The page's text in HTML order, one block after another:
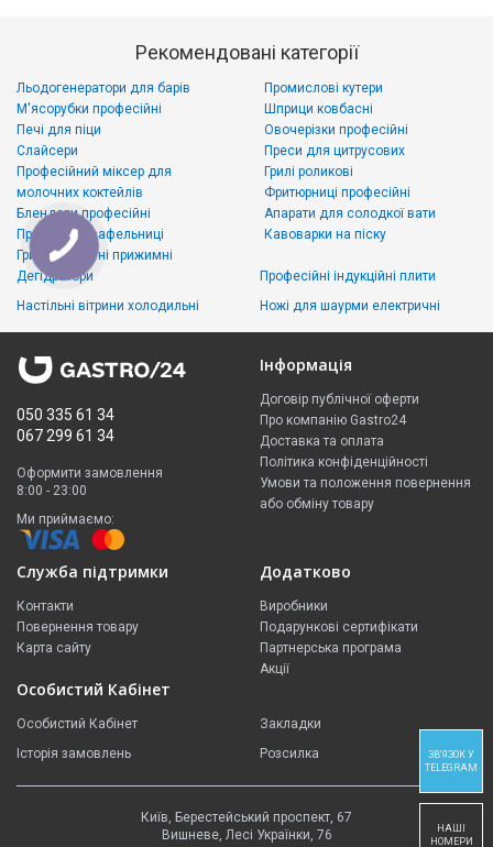
Рекомендовані категорії
Льодогенератори для барів
М'ясорубки професійні
Печі для піци
Слайсери
Промислові кутери
Шприци ковбасні
Овочерізки професійні
Преси для цитрусових
Професійний міксер для
молочних коктейлів
Блендери професійні
Професійні вафельниці
Грилі контактні прижимні
Грилі роликові
Фритюрниці професійні
Апарати для солодкої вати
Кавоварки на піску
Дегідратори
Настільні вітрини холодильні
Професійні індукційні плити
Ножі для шаурми електричні
050 335 61 34
067 299 61 34
Оформити замовлення
8:00 - 23:00
Ми приймаємо:
Інформація
Договір публічної оферти
Про компанію Gastro24
Доставка та оплата
Політика конфіденційності
Умови та положення повернення
або обміну товару
Служба підтримки
Контакти
Повернення товару
Карта сайту
Додатково
Виробники
Подарункові сертифікати
Партнерська програма
Акції
Особистий Кабінет
Особистий Кабінет
Історія замовлень
Закладки
Розсилка
Київ, Берестейський проспект, 67
Вишневе, Лесі Українки, 76
ЗВ'ЯЗОК У
TELEGRAM
НАШІ
НОМЕРИ